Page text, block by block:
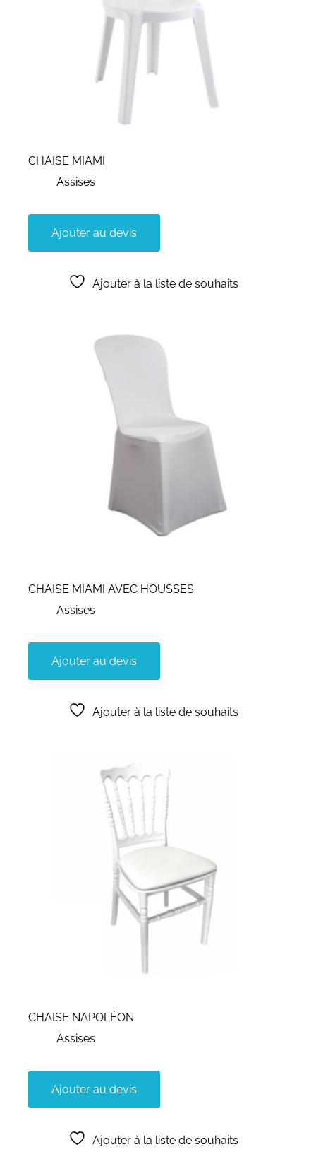
CHAISE MIAMI
Assises
Ajouter au devis
Ajouter à la liste de souhaits
CHAISE MIAMI AVEC HOUSSES
Assises
Ajouter au devis
Ajouter à la liste de souhaits
CHAISE NAPOLÉON
Assises
Ajouter au devis
Ajouter à la liste de souhaits